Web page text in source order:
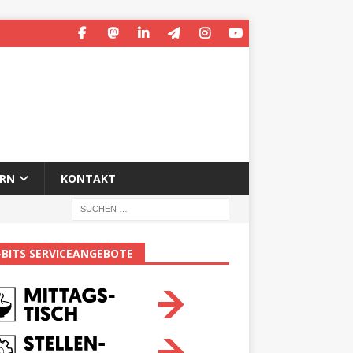
KONTAKT
SERVICEANGEBOTE